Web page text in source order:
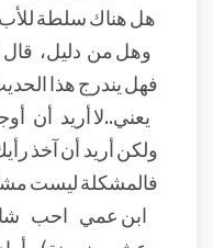
هل هناك سلطة للأب
وهل من دليل،
فهل يندرج هذا
يعني..لا أريد أن
ولكن أريد أن آخذ
فالمشكلة ليست
ابن عمي احب